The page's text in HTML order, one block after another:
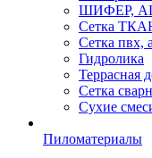
ШИФЕР,
Сетка
Сетка пвх,
Гидролика
Террасная
Сетка
Сухие
Пиломатериалы